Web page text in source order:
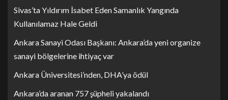
Sivas’ta Yıldırım İsabet Eden Samanlık Yangında
Kullanılamaz Hale Geldi
Ankara Sanayi Odası Başkanı: Ankara’da yeni organize
sanayi bölgelerine ihtiyaç var
Ankara Üniversitesi’nden, DHA’ya ödül
Ankara’da aranan 757 şüpheli yakalandı